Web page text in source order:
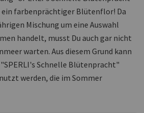
farbenprächtiger Blütenflor! Da
Mischung um eine Auswahl
handelt, musst Du auch gar nicht
warten. Aus diesem Grund kann
Schnelle Blütenpracht"
werden, die im Sommer